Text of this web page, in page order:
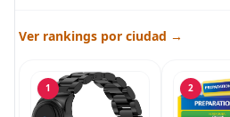
Ver rankings por ciudad →
1 2